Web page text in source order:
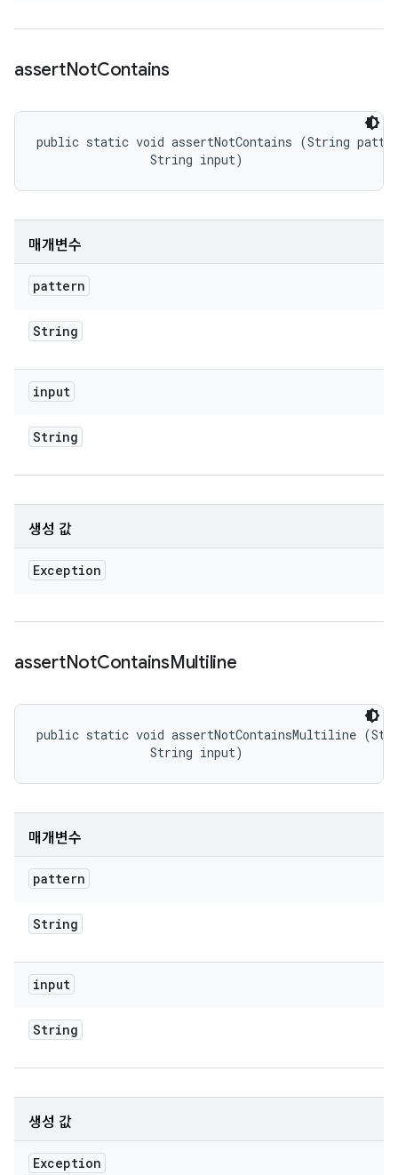
assertNotContains
public static void assertNotContains (String
                String input)
매개변수
pattern
String
input
String
생성 값
Exception
assertNotContainsMultiline
public static void assertNotContainsMultiline
                String input)
매개변수
pattern
String
input
String
생성 값
Exception